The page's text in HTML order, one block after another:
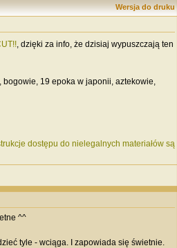
Wersja do druku
, dzięki za info, że dzisiaj wypuszczają ten
bogowie, 19 epoka w japonii, aztekowie,
dostępu do nielegalnych materiałów są
^^
tyle - wciąga. I zapowiada się świetnie.